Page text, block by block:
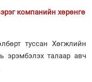
компанийн хөрөнгө
туссан Хөгжлийн
эрэмбэлэх талаар авч